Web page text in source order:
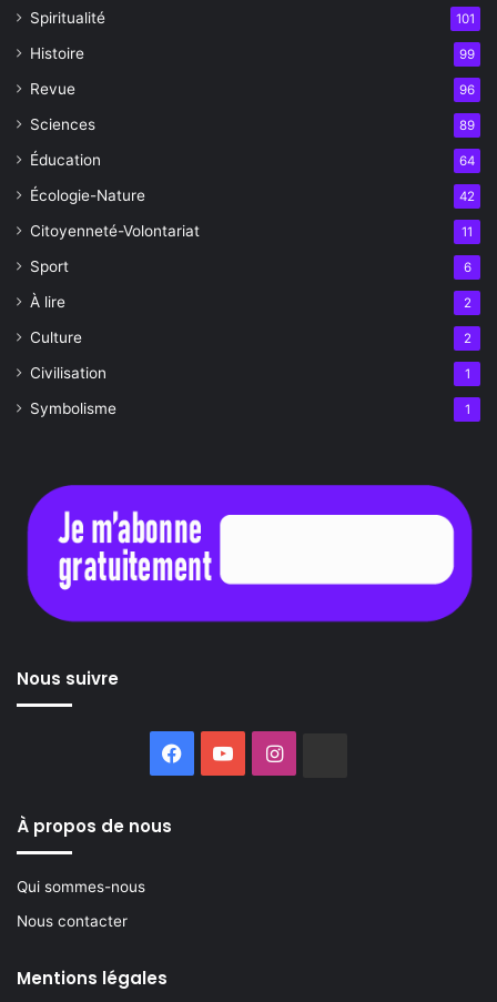
Spiritualité 101
Histoire 99
Revue 96
Sciences 89
Éducation 64
Écologie-Nature 42
Citoyenneté-Volontariat 11
Sport 6
À lire 2
Culture 2
Civilisation 1
Symbolisme 1
Nous suivre
Facebook
YouTubeInstagram
À propos de nous
Qui sommes-nous
Nous contacter
Mentions légales